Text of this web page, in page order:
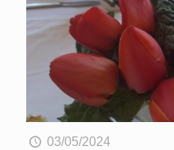
03/05/2024